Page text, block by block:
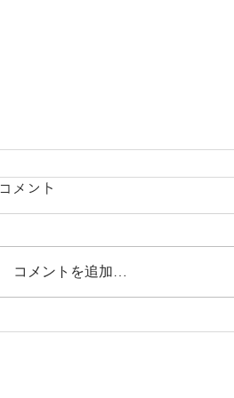
new stock フリル付きセット
コメント
コメントを追加…